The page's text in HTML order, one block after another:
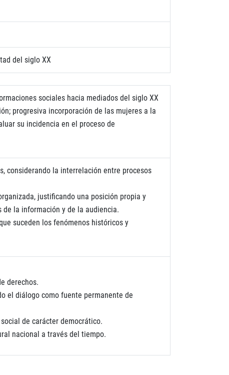
del siglo XX
sociales hacia mediados del siglo XX
progresiva incorporación de las mujeres a la
su incidencia en el proceso de
considerando la interrelación entre procesos
justificando una posición propia y
la información y de la audiencia.
suceden los fenómenos históricos y
derechos.
el diálogo como fuente permanente de
de carácter democrático.
nacional a través del tiempo.